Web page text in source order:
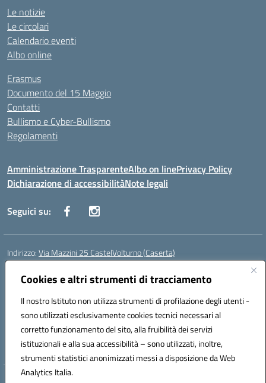
Cookies e altri strumenti di tracciamento
Il nostro Istituto non utilizza strumenti di profilazione degli utenti -
sono utilizzati esclusivamente cookies tecnici necessari al
corretto funzionamento del sito, alla fruibilità dei servizi
istituzionali e alla sua accessibilità – sono utilizzati, inoltre,
strumenti statistici anonimizzati messi a disposizione da Web
Analytics Italia.
Le notizie
Le circolari
Calendario eventi
Albo online
Erasmus
Documento del 15 Maggio
Contatti
Bullismo e Cyber-Bullismo
Regolamenti
Amministrazione TrasparenteAlbo on linePrivacy Policy
Dichiarazione di accessibilitàNote legali
Seguici su:
Indirizzo:Via Mazzini 25 CastelVolturno (Caserta)
Centralino:
Posta elettronica certificata (PEC):ceis014005@pec.istruzione.it
Codice fiscale: 93063510619
Codice meccanografico:CEIS014005
Codice Indice delle Pubbliche Amministrazioni (IPA): istsc_ceis014005
Codice unico di fatturazione (CUF): UOU8EW